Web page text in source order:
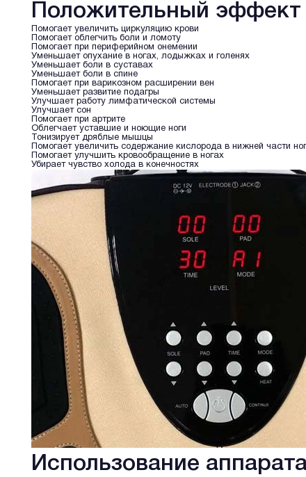
Положительный
Помогает увеличить циркуляцию крови
Помогает облегчить боли и ломоту
Помогает при периферийном онемении
Уменьшает опухание в ногах, лодыжках и голенях
Уменьшает боли в суставах
Уменьшает боли в спине
Помогает при варикозном расширении вен
Уменьшает развитие подагры
Улучшает работу лимфатической системы
Улучшает сон
Помогает при артрите
Облегчает уставшие и ноющие ноги
Тонизирует дряблые мышцы
Помогает увеличить содержание кислорода в нижней части ног
Помогает улучшить кровообращение в ногах
Убирает чувство холода в конечностях
Использование